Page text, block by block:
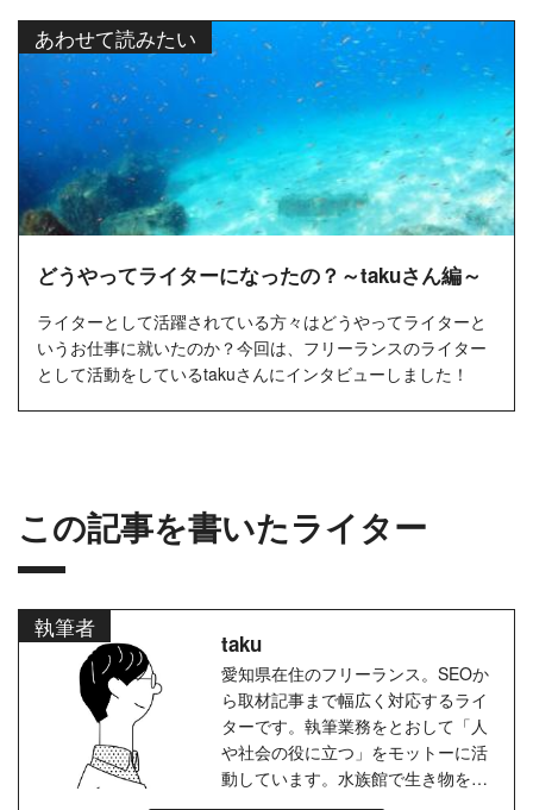
あわせて読みたい
どうやってライターになったの？～takuさん編～
ライターとして活躍されている方々はどうやってライターと
いうお仕事に就いたのか？今回は、フリーランスのライター
として活動をしているtakuさんにインタビューしました！
この記事を書いたライター
執筆者
taku
愛知県在住のフリーランス。SEOか
ら取材記事まで幅広く対応するライ
ターです。執筆業務をとおして「人
や社会の役に立つ」をモットーに活
動しています。水族館で生き物を見
たり、ボーっとしたりするのが好